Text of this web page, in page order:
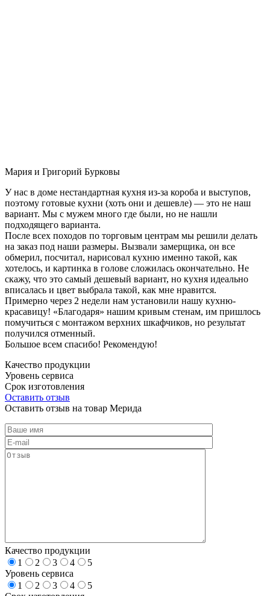
Мария и Григорий Бурковы
У нас в доме нестандартная кухня из-за короба и выступов,
поэтому готовые кухни (хоть они и дешевле) — это не наш
вариант. Мы с мужем много где были, но не нашли
подходящего варианта.
После всех походов по торговым центрам мы решили делать
на заказ под наши размеры. Вызвали замерщика, он все
обмерил, посчитал, нарисовал кухню именно такой, как
хотелось, и картинка в голове сложилась окончательно. Не
скажу, что это самый дешевый вариант, но кухня идеально
вписалась и цвет выбрала такой, как мне нравится.
Примерно через 2 недели нам установили нашу кухню-
красавицу! «Благодаря» нашим кривым стенам, им пришлось
помучиться с монтажом верхних шкафчиков, но результат
получился отменный.
Большое всем спасибо! Рекомендую!
Качество продукции
Уровень сервиса
Срок изготовления
Оставить отзыв
Оставить отзыв на товар Мерида
Качество продукции
1
2 3 4
5
Уровень сервиса
1
2 3 4
5